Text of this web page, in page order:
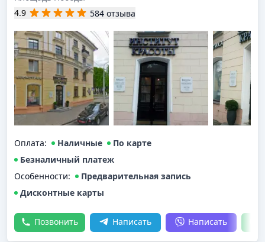
4.9
584 отзыва
Оплата: Наличные
По карте
Безналичный платеж
Особенности:
Предварительная запись
Дисконтные карты
Позвонить Написать Написать